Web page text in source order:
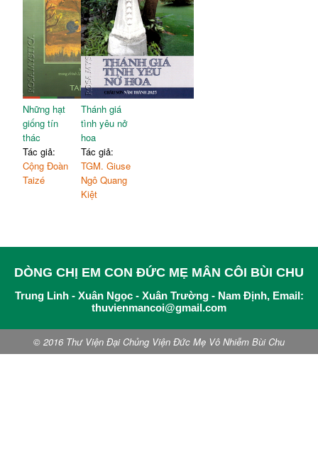
Những hạt
giống tín
thác
Tác giả:
Cộng Đoàn
Taizé
Thánh giá
tình yêu nở
hoa
Tác giả:
TGM. Giuse
Ngô Quang
Kiệt
DÒNG CHỊ EM CON ĐỨC MẸ MÂN CÔI BÙI CHU
Trung Linh - Xuân Ngọc - Xuân Trường - Nam Định, Email:
thuvienmancoi@gmail.com
© 2016 Thư Viện Đại Chủng Viện Đức Mẹ Vô Nhiễm Bùi Chu